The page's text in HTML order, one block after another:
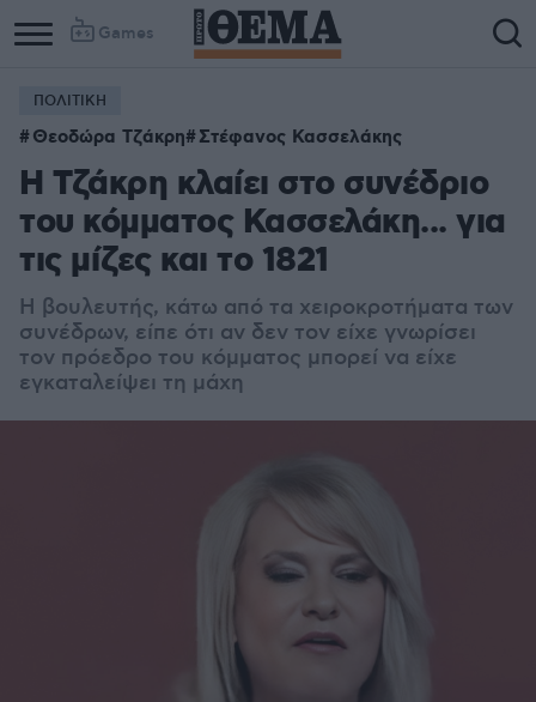
Games
Column
1
Column
2
ΠΟΛΙΤΙΚΗ
Θεοδώρα Τζάκρη Στέφανος Κασσελάκης
Η Τζάκρη κλαίει στο συνέδριο
του κόμματος Κασσελάκη... για
τις μίζες και το 1821
Η βουλευτής, κάτω από τα χειροκροτήματα των
συνέδρων, είπε ότι αν δεν τον είχε γνωρίσει
τον πρόεδρο του κόμματος μπορεί να είχε
εγκαταλείψει τη μάχη